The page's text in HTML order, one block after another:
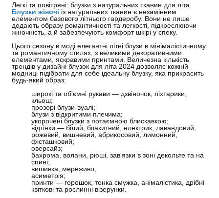
Легкі та повітряні: блузки з натуральних тканин для літа
Блузки жіночі із натуральних тканин є незамінним
елементом базового літнього гардеробу. Вони не лише
додають образу романтичності та легкості, підкреслюючи
жіночність, а й забезпечують комфорт шкірі у спеку.
Цього сезону в моді елегантні літні блузи в мінімалістичному
та романтичному стилях, з великими декоративними
елементами, яскравими принтами. Величезна кількість
трендів у дизайні блузок для літа 2024 дозволяє кожній
модниці підібрати для себе ідеальну блузку, яка прикрасить
будь-який образ:
широкі та об'ємні рукави — дзвіночок, ліхтарики,
кльош;
прозорі блузи-вуалі;
блузи з відкритими плечима;
укорочені блузки з потаємною блискавкою;
відтінки — білий, блакитний, електрик, лавандовий,
рожевий, вишневий, абрикосовий, лимонний,
фісташковий;
оверсайз;
бахрома, волани, рюші, зав'язки в зоні декольте та на
спині;
вишивка, мереживо;
асиметрія;
принти — горошок, тонка смужка, анімалістика, дрібні
квіткові та рослинні візерунки.